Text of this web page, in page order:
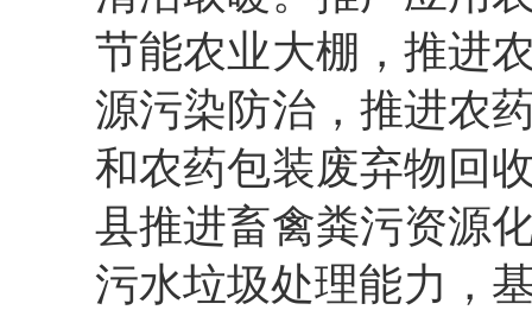
节能农业大棚，推进
源污染防治，推进农
和农药包装废弃物回
县推进畜禽粪污资源
污水垃圾处理能力，